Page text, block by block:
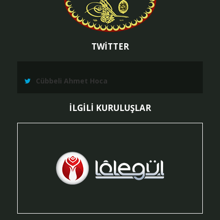
TWİTTER
Cübbeli Ahmet Hoca
İLGİLİ KURULUŞLAR